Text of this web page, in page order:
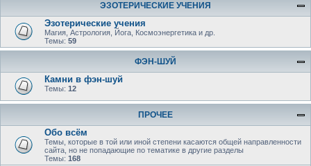
ЭЗОТЕРИЧЕСКИЕ УЧЕНИЯ
Эзотерические учения
Магия, Астрология, Йога, Космоэнергетика и др.
Темы: 59
ФЭН-ШУЙ
Камни в фэн-шуй
Темы: 12
ПРОЧЕЕ
Обо всём
Темы, которые в той или иной степени касаются общей направленности
сайта, но не попадающие по тематике в другие разделы
Темы: 168